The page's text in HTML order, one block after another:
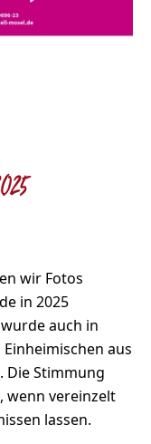
wir Fotos
in 2025
auch in
aus
Die Stimmung
wenn vereinzelt
lassen.